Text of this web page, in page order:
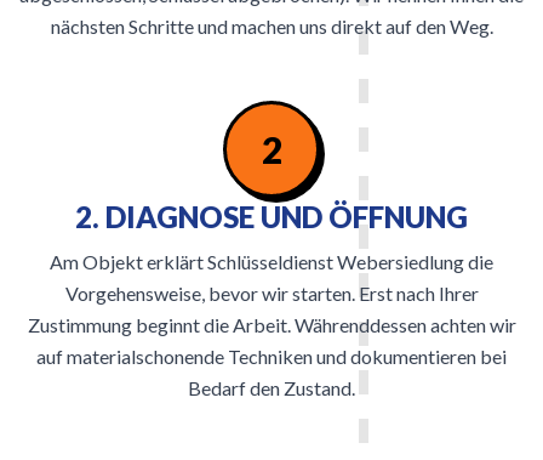
nächsten Schritte und machen uns direkt auf den Weg.
2
2. DIAGNOSE UND ÖFFNUNG
Am Objekt erklärt Schlüsseldienst Webersiedlung die
Vorgehensweise, bevor wir starten. Erst nach Ihrer
Zustimmung beginnt die Arbeit. Währenddessen achten wir
auf materialschonende Techniken und dokumentieren bei
Bedarf den Zustand.